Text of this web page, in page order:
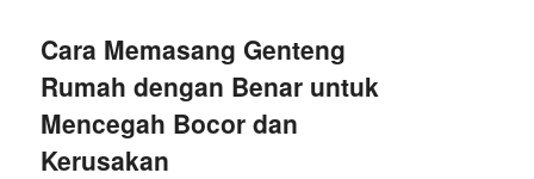
Cara Memasang Genteng
Rumah dengan Benar untuk
Mencegah Bocor dan
Kerusakan